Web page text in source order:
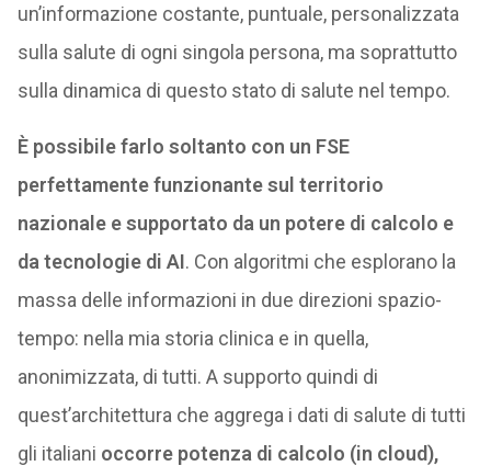
un’informazione costante, puntuale, personalizzata
sulla salute di ogni singola persona, ma soprattutto
sulla dinamica di questo stato di salute nel tempo.
È possibile farlo soltanto con un FSE
perfettamente funzionante sul territorio
nazionale e supportato da un potere di calcolo e
da tecnologie di AI. Con algoritmi che esplorano la
massa delle informazioni in due direzioni spazio-
tempo: nella mia storia clinica e in quella,
anonimizzata, di tutti. A supporto quindi di
quest’architettura che aggrega i dati di salute di tutti
gli italiani occorre potenza di calcolo (in cloud),